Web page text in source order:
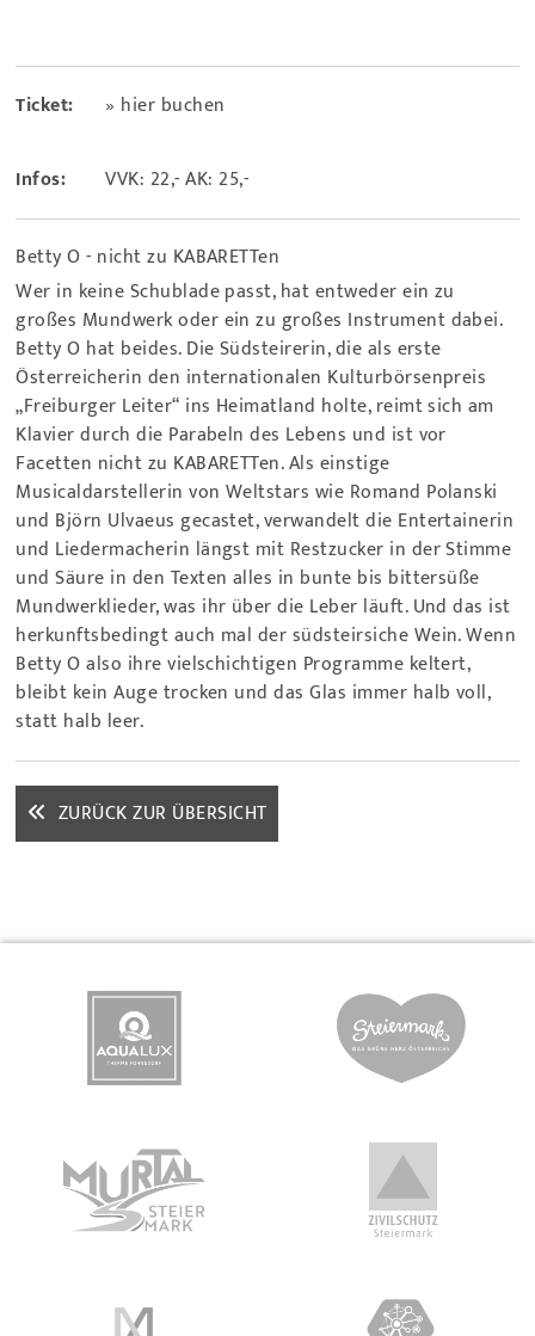
Ticket: » hier buchen
Infos: VVK: 22,- AK: 25,-
Betty O - nicht zu KABARETTen
Wer in keine Schublade passt, hat entweder ein zu
großes Mundwerk oder ein zu großes Instrument dabei.
Betty O hat beides. Die Südsteirerin, die als erste
Österreicherin den internationalen Kulturbörsenpreis
„Freiburger Leiter“ ins Heimatland holte, reimt sich am
Klavier durch die Parabeln des Lebens und ist vor
Facetten nicht zu KABARETTen. Als einstige
Musicaldarstellerin von Weltstars wie Romand Polanski
und Björn Ulvaeus gecastet, verwandelt die Entertainerin
und Liedermacherin längst mit Restzucker in der Stimme
und Säure in den Texten alles in bunte bis bittersüße
Mundwerklieder, was ihr über die Leber läuft. Und das ist
herkunftsbedingt auch mal der südsteirsiche Wein. Wenn
Betty O also ihre vielschichtigen Programme keltert,
bleibt kein Auge trocken und das Glas immer halb voll,
statt halb leer.
ZURÜCK ZUR ÜBERSICHT